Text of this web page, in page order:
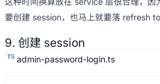
要创建 session，也马上就要落 refresh
9. 创建 session
admin-password-login.ts